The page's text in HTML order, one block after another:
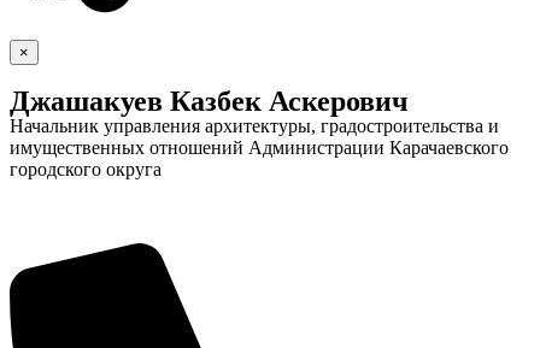
×
Джашакуев Казбек Аскерович
Начальник управления архитектуры, градостроительства и
имущественных отношений Администрации Карачаевского
городского округа